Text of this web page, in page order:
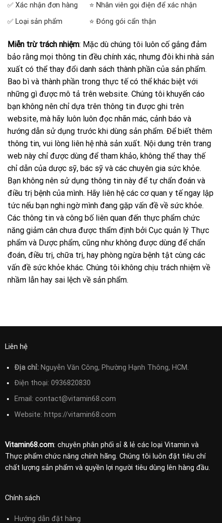
✅ Xác nhận đơn hàng
⭐ Nhân viên gọi điện để xác nhận
✅ Loại sản phẩm
⭐ Đóng gói cẩn thận
Miễn trừ trách nhiệm: Mặc dù chúng tôi luôn cố gắng đảm
bảo rằng mọi thông tin đều chính xác, nhưng đôi khi nhà sản
xuất có thể thay đổi danh sách thành phần của sản phẩm.
Bao bì và thành phần trong thực tế có thể khác biệt với
những gì được mô tả trên website. Chúng tôi khuyến cáo
bạn không nên chỉ dựa trên thông tin được ghi trên
website, mà hãy luôn luôn đọc nhãn mác, cảnh báo và
hướng dẫn sử dụng trước khi dùng sản phẩm. Để biết thêm
thông tin, vui lòng liên hệ nhà sản xuất. Nội dung trên trang
web này chỉ được dùng để tham khảo, không thể thay thế
chỉ dẫn của dược sỹ, bác sỹ và các chuyên gia sức khỏe.
Bạn không nên sử dụng thông tin này để tự chẩn đoán và
điều trị bệnh của mình. Hãy liên hệ các cơ quan y tế ngay lập
tức nếu bạn nghi ngờ mình đang gặp vấn đề về sức khỏe.
Các thông tin và công bố liên quan đến thực phẩm chức
năng giảm cân chưa được thẩm định bởi Cục quản lý Thực
phẩm và Dược phẩm, cũng như không được dùng để chẩn
đoán, điều trị, chữa trị, hay phòng ngừa bệnh tật cùng các
vấn đề sức khỏe khác. Chúng tôi không chịu trách nhiệm về
nhầm lẫn hay sai lệch về sản phẩm.
Liên hệ
Địa chỉ:Nguyễn Văn Công, Phường Hạnh Thông, HCM.
Điện thoại: 0936820830
Email: contact@vitamin68.com
Website: https://vitamin68.com
Vitamin68.com: chuyên phân phối sỉ & lẻ các loại Vitamin và
Thực phẩm chức năng chính hãng. Chúng tôi luôn đặt tiêu chí
chất lượng sản phẩm và quyền lợi người tiêu dùng lên hàng đầu.
Chính sách
Hướng dẫn đặt hàng